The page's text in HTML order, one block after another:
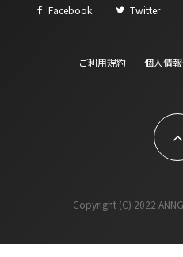
Facebook Twitter
ご利用規約 個人情
Copyright (C) 2022